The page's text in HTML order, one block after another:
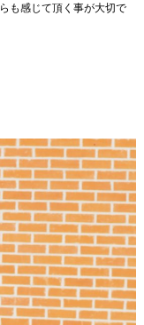
も感じて頂く事が大切で